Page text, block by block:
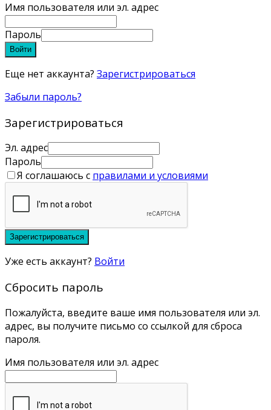
Имя пользователя или эл. адрес
Пароль
Войти
Еще нет аккаунта? Зарегистрироваться
Забыли пароль?
Зарегистрироваться
Эл. адрес
Пароль
Я соглашаюсь с правилами и условиями
Зарегистрироваться
Уже есть аккаунт? Войти
Сбросить пароль
Пожалуйста, введите ваше имя пользователя или эл.
адрес, вы получите письмо со ссылкой для сброса
пароля.
Имя пользователя или эл. адрес